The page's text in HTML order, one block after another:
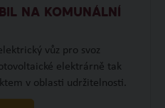
NA KOMUNÁLNÍ
vůz pro svoz
elektrárně tak
v oblasti udržitelnosti.